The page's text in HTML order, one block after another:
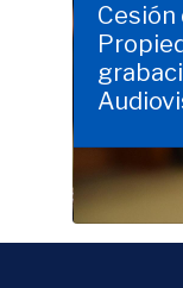
Cesión
Clic para